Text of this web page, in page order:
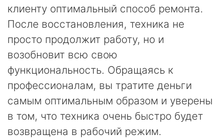
клиенту оптимальный способ ремонта.
После восстановления, техника не
просто продолжит работу, но и
возобновит всю свою
функциональность. Обращаясь к
профессионалам, вы тратите деньги
самым оптимальным образом и уверены
в том, что техника очень быстро будет
возвращена в рабочий режим.